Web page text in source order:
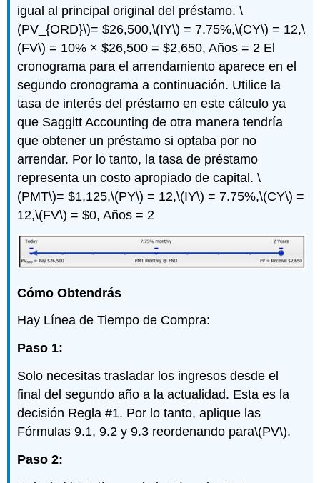
igual al principal original del préstamo.\
(PV_{ORD}\)= $26,500,\(IY\) = 7.75%,\(CY\) = 12,\
(FV\) = 10% × $26,500 = $2,650, Años = 2 El
cronograma para el arrendamiento aparece en el
segundo cronograma a continuación. Utilice la
tasa de interés del préstamo en este cálculo ya
que Saggitt Accounting de otra manera tendría
que obtener un préstamo si optaba por no
arrendar. Por lo tanto, la tasa de préstamo
representa un costo apropiado de capital.\
(PMT\)= $1,125,\(PY\) = 12,\(IY\) = 7.75%,\(CY\) =
12,\(FV\) = $0, Años = 2
Cómo Obtendrás
Hay Línea de Tiempo de Compra:
Paso 1:
Solo necesitas trasladar los ingresos desde el
final del segundo año a la actualidad. Esta es la
decisión Regla #1. Por lo tanto, aplique las
Fórmulas 9.1, 9.2 y 9.3 reordenando para\(PV\).
Paso 2: